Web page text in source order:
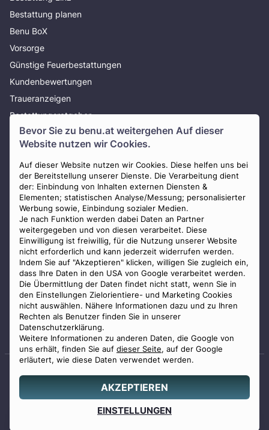
Bevor Sie zu benu.at weitergehen Auf dieser
Website nutzen wir Cookies.
Auf dieser Website nutzen wir Cookies. Diese helfen uns bei
der Bereitstellung unserer Dienste. Die Verarbeitung dient
der: Einbindung von Inhalten externen Diensten &
Elementen; statistischen Analyse/Messung; personalisierter
Werbung sowie, Einbindung sozialer Medien.
Je nach Funktion werden dabei Daten an Partner
weitergegeben und von diesen verarbeitet. Diese
Einwilligung ist freiwillig, für die Nutzung unserer Website
nicht erforderlich und kann jederzeit widerrufen werden.
Indem Sie auf "Akzeptieren" klicken, willigen Sie zugleich ein,
dass Ihre Daten in den USA von Google verarbeitet werden.
Die Übermittlung der Daten findet nicht statt, wenn Sie in
den Einstellungen Zielorientiere- und Marketing Cookies
nicht auswählen. Nähere Informationen dazu und zu Ihren
Rechten als Benutzer finden Sie in unserer
Datenschutzerklärung.
Weitere Informationen zu anderen Daten, die Google von
uns erhält, finden Sie auf dieser Seite, auf der Google
erläutert, wie diese Daten verwendet werden.
AKZEPTIEREN
EINSTELLUNGEN
0800 88 44 04
erstellen
Bestattung planen
Benu BoX
Vorsorge
Günstige Feuerbestattungen
Kundenbewertungen
Traueranzeigen
Bestattungsratgeber
Über uns
Presse
AGB
Impressum
Datenschutz
Widerrufsbelehrung
Zahlungsmöglichkeiten
Staatlich geprüfter
© 2026 Benu GmbH. Alle Rechte vorbehalten.